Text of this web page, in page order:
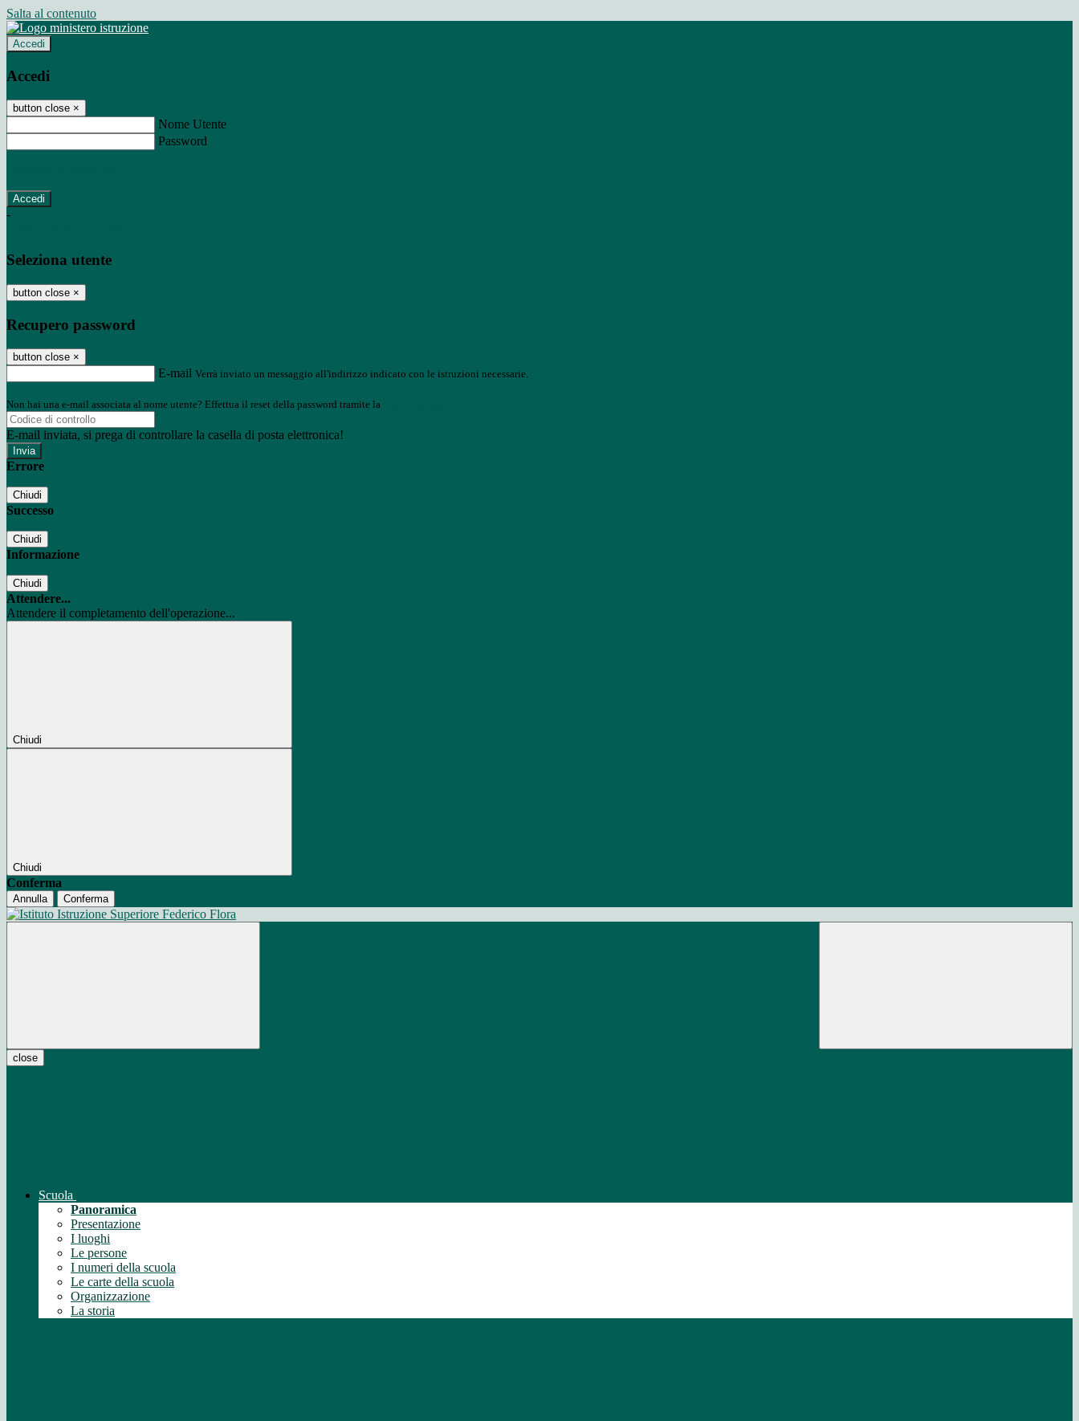
Salta al contenuto
Accedi
Accedi
button close ×
Nome Utente
Password
-
Seleziona utente
button close ×
Recupero password
button close ×
E-mail Verrà inviato un messaggio all'indirizzo indicato con le istruzioni necessarie.
Non hai una e-mail associata al nome utente? Effettua il reset della password tramite la
E-mail inviata, si prega di controllare la casella di posta elettronica!
Errore
Chiudi
Successo
Chiudi
Informazione
Chiudi
Attendere...
Attendere il completamento dell'operazione...
Chiudi
Chiudi
Conferma
Annulla Conferma
close
Scuola
Panoramica
Presentazione
I luoghi
Le persone
I numeri della scuola
Le carte della scuola
Organizzazione
La storia